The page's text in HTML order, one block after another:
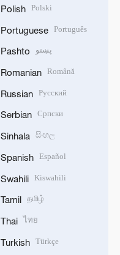
Polish Polski
Portuguese Português
Pashto پښتو
Romanian Română
Russian Русский
Serbian Српски
Sinhala සිංහල
Spanish Español
Swahili Kiswahili
Tamil தமிழ்
Thai ไทย
Turkish Türkçe